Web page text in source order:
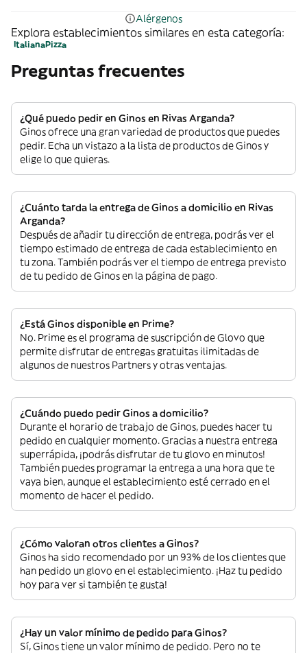
Alérgenos
Explora establecimientos similares en esta categoría:
ItalianaPizza
Preguntas frecuentes
¿Qué puedo pedir en Ginos en Rivas Arganda?
Ginos ofrece una gran variedad de productos que puedes
pedir. Echa un vistazo a la lista de productos de Ginos y
elige lo que quieras.
¿Cuánto tarda la entrega de Ginos a domicilio en Rivas
Arganda?
Después de añadir tu dirección de entrega, podrás ver el
tiempo estimado de entrega de cada establecimiento en
tu zona. También podrás ver el tiempo de entrega previsto
de tu pedido de Ginos en la página de pago.
¿Está Ginos disponible en Prime?
No. Prime es el programa de suscripción de Glovo que
permite disfrutar de entregas gratuitas ilimitadas de
algunos de nuestros Partners y otras ventajas.
¿Cuándo puedo pedir Ginos a domicilio?
Durante el horario de trabajo de Ginos, puedes hacer tu
pedido en cualquier momento. Gracias a nuestra entrega
superrápida, ¡podrás disfrutar de tu glovo en minutos!
También puedes programar la entrega a una hora que te
vaya bien, aunque el establecimiento esté cerrado en el
momento de hacer el pedido.
¿Cómo valoran otros clientes a Ginos?
Ginos ha sido recomendado por un 93% de los clientes que
han pedido un glovo en el establecimiento. ¡Haz tu pedido
hoy para ver si también te gusta!
¿Hay un valor mínimo de pedido para Ginos?
Sí, Ginos tiene un valor mínimo de pedido. Pero no te